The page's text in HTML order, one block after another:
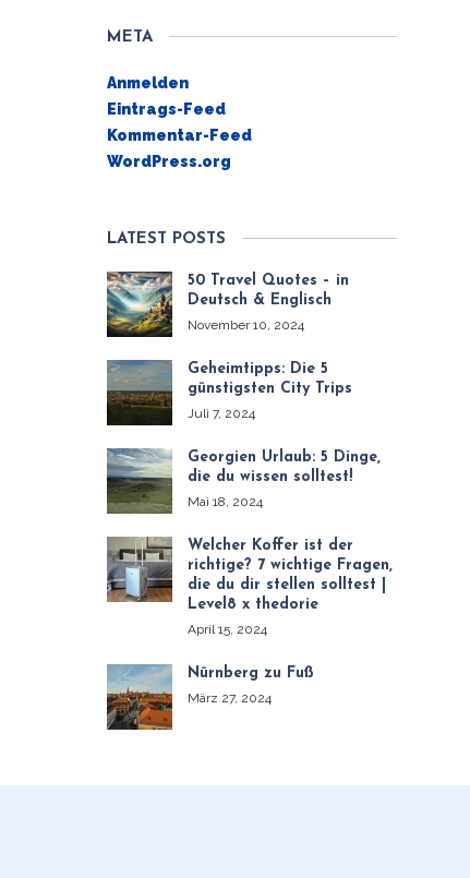
META
Anmelden
Eintrags-Feed
Kommentar-Feed
WordPress.org
LATEST POSTS
50 Travel Quotes – in
Deutsch & Englisch
November 10, 2024
Geheimtipps: Die 5
günstigsten City Trips
Juli 7, 2024
Georgien Urlaub: 5 Dinge,
die du wissen solltest!
Mai 18, 2024
Welcher Koffer ist der
richtige? 7 wichtige Fragen,
die du dir stellen solltest |
Level8 x thedorie
April 15, 2024
Nürnberg zu Fuß
März 27, 2024